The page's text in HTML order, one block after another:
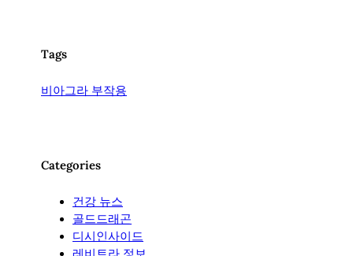
Tags
비아그라 부작용
Categories
건강 뉴스
골드드래곤
디시인사이드